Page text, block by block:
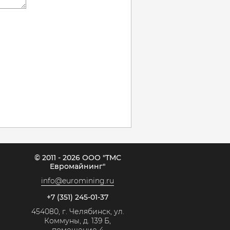
© 2011 - 2026 ООО "ТМС
Евромайнинг"
info@euromining.ru
+7 (351) 245-01-37
454080, г. Челябинск, ул.
Коммуны, д. 139 Б,